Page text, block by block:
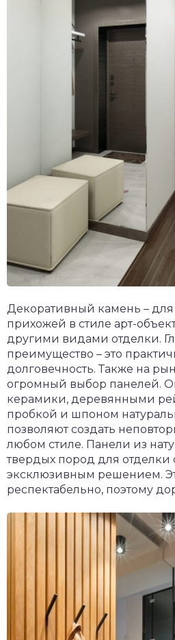
Декоративный камень –
прихожей в стиле арт-
другими видами отделки.
преимущество – это
долговечность. Также на
огромный выбор панелей.
керамики, деревянными
пробкой и шпоном
позволяют создать
любом стиле. Панели из
твердых пород для отделки
эксклюзивным решением.
респектабельно, поэтому